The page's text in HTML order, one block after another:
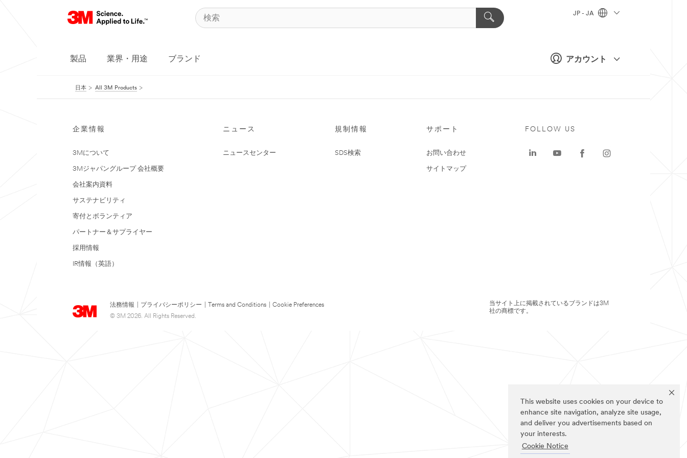
This website uses cookies on your device to
enhance site navigation, analyze site usage,
and deliver you advertisements based on
your interests.
Cookie Notice
アカウント
JP - JA
製品 業界・用途 ブランド
日本 All 3M Products
企業情報
3Mについて
3Mジャパングループ 会社概要
会社案内資料
サステナビリティ
寄付とボランティア
パートナー＆サプライヤー
採用情報
IR情報（英語）
ニュース
ニュースセンター
規制情報
SDS検索
サポート
お問い合わせ
サイトマップ
法務情報 プライバシーポリシー Terms and Conditions
Cookie Preferences
© 3M 2026. All Rights Reserved.
FOLLOW US
当サイト上に掲載されているブランドは3M
社の商標です。